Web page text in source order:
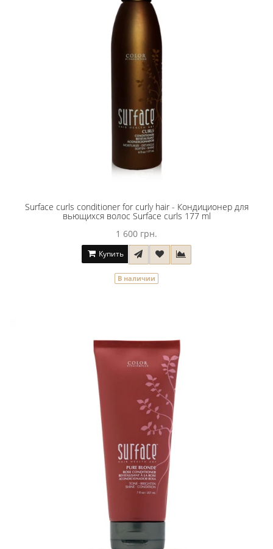
Surface curls conditioner for curly hair - Кондиционер для
вьющихся волос Surface curls 177 ml
1 600 грн.
Купить
В наличии